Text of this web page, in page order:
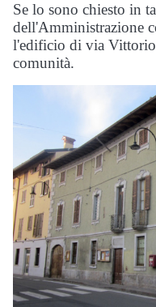
Se lo sono chiesto in
dell'Amministrazione
l'edificio di via
comunità.